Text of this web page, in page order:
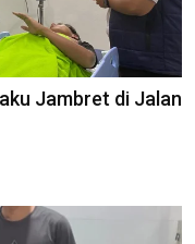
Jambret di Jalan